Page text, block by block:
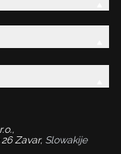
Zavar, Slowakije